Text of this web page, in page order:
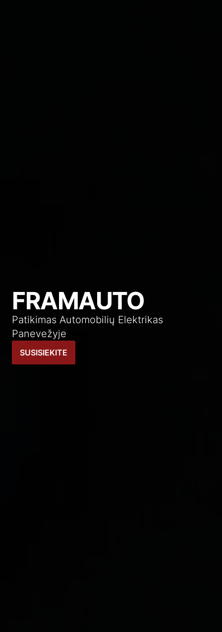
FRAMAUTO
Patikimas Automobilių Elektrikas
Panevežyje
SUSISIEKITE